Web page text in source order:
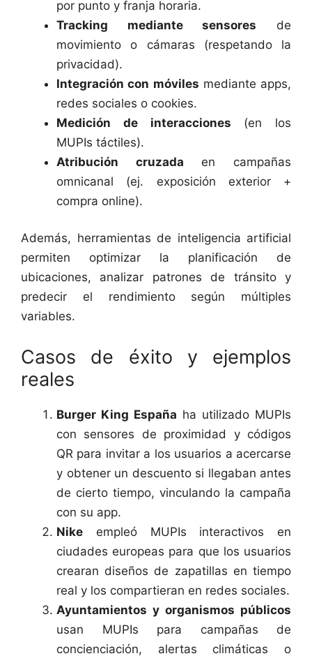
por punto y franja horaria.
Tracking mediante sensores de
movimiento o cámaras (respetando la
privacidad).
Integración con móviles mediante apps,
redes sociales o cookies.
Medición de interacciones (en los
MUPIs táctiles).
Atribución cruzada en campañas
omnicanal (ej. exposición exterior +
compra online).
Además, herramientas de inteligencia artificial
permiten optimizar la planificación de
ubicaciones, analizar patrones de tránsito y
predecir el rendimiento según múltiples
variables.
Casos de éxito y ejemplos
reales
Burger King España ha utilizado MUPIs
con sensores de proximidad y códigos
QR para invitar a los usuarios a acercarse
y obtener un descuento si llegaban antes
de cierto tiempo, vinculando la campaña
con su app.
Nike empleó MUPIs interactivos en
ciudades europeas para que los usuarios
crearan diseños de zapatillas en tiempo
real y los compartieran en redes sociales.
Ayuntamientos y organismos públicos
usan MUPIs para campañas de
concienciación, alertas climáticas o